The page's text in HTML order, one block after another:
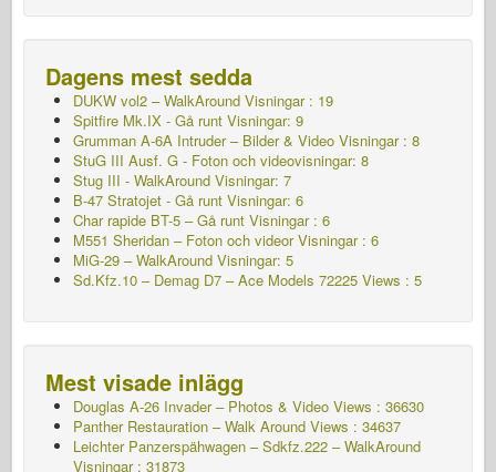
Dagens mest sedda
DUKW vol2 – WalkAround Visningar : 19
Spitfire Mk.IX - Gå runt Visningar: 9
Grumman A-6A Intruder – Bilder & Video Visningar : 8
StuG III Ausf. G - Foton och videovisningar: 8
Stug III - WalkAround Visningar: 7
B-47 Stratojet - Gå runt Visningar: 6
Char rapide BT-5 – Gå runt Visningar : 6
M551 Sheridan – Foton och videor Visningar : 6
MiG-29 – WalkAround Visningar: 5
Sd.Kfz.10 – Demag D7 – Ace Models 72225 Views : 5
Mest visade inlägg
Douglas A-26 Invader – Photos & Video Views : 36630
Panther Restauration – Walk Around Views : 34637
Leichter Panzerspähwagen – Sdkfz.222 – WalkAround
Visningar : 31873